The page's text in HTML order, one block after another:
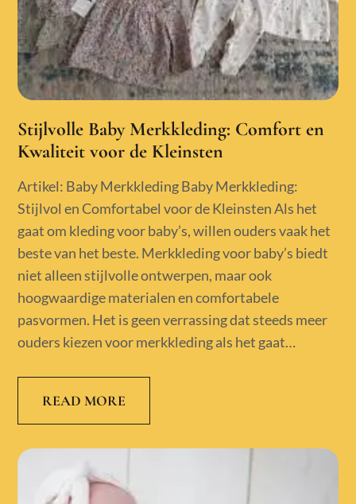
Stijlvolle Baby Merkkleding: Comfort en
Kwaliteit voor de Kleinsten
Artikel: Baby Merkkleding Baby Merkkleding:
Stijlvol en Comfortabel voor de Kleinsten Als het
gaat om kleding voor baby’s, willen ouders vaak het
beste van het beste. Merkkleding voor baby’s biedt
niet alleen stijlvolle ontwerpen, maar ook
hoogwaardige materialen en comfortabele
pasvormen. Het is geen verrassing dat steeds meer
ouders kiezen voor merkkleding als het gaat…
READ MORE